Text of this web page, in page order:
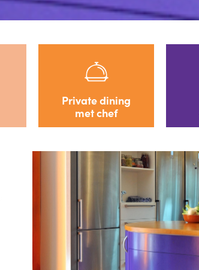
Private dining
met chef